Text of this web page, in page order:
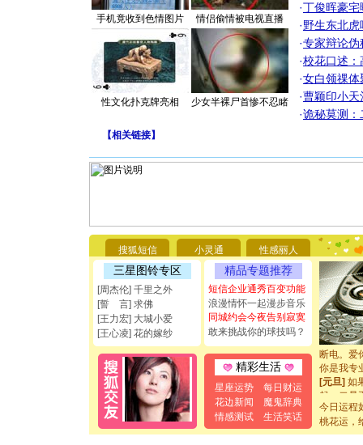
手机竟收到色情图片 情侣偷情被电视直播
性文化扑克牌亮相 少女半裸尸首惨不忍睹
·丁俊晖豪
·野生东北
·专家辩论伪
·校花口述：
·女白领祼体
·曹颖印小天
·诡秘莫测：
【相关链接】
搜狐短信 小灵通 性感丽人
三星图铃专区
[周杰伦] 千里之外
[誓 言] 求佛
[王力宏] 大城小爱
[王心凌] 花的嫁纱
精品专题推荐
短信企业通秀百变功能
浪漫情怀一起漫步音乐
同城约会今夜告别寂寞
敢来挑战你的球技吗？
精彩生活
星座运势
每日财运
花边新闻
魔鬼辞典
情感测试
生活笑话
[圣诞节]
你太多，
要平安
[圣诞节]
能正大光
都要快乐
[圣诞节]
如意,快
[元旦]看
断电。爱
你是我专
[元旦]如
起；二是
离。水晶
[元旦]当
今日运程
桃花运，